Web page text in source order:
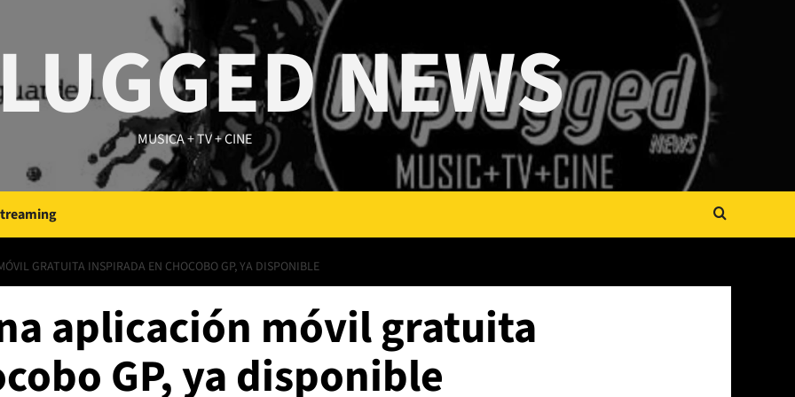
NEWS
MUSICA + TV + CINE
GRATUITA INSPIRADA EN CHOCOBO GP, YA DISPONIBLE
aplicación móvil gratuita
GP, ya disponible